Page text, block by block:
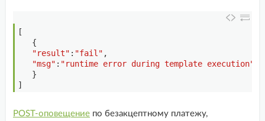
[
{
"result" : "fail" ,
"msg" : "runtime error during template execution"
}
]
POST-оповещение по безакцептному платежу,